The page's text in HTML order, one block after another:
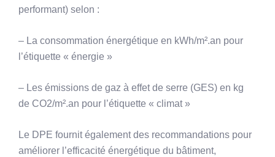
performant) selon :
– La consommation énergétique en kWh/m².an pour
l’étiquette « énergie »
– Les émissions de gaz à effet de serre (GES) en kg
de CO2/m².an pour l’étiquette « climat »
Le DPE fournit également des recommandations pour
améliorer l’efficacité énergétique du bâtiment,